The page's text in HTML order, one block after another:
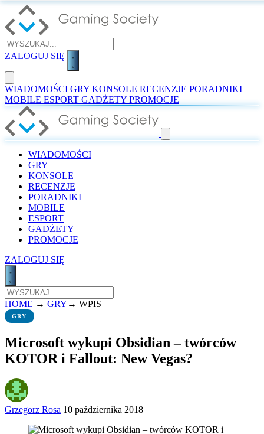
ZALOGUJ SIĘ
WIADOMOŚCI GRY KONSOLE RECENZJE PORADNIKI
MOBILE ESPORT GADŻETY PROMOCJE
WIADOMOŚCI
GRY
KONSOLE
RECENZJE
PORADNIKI
MOBILE
ESPORT
GADŻETY
PROMOCJE
ZALOGUJ SIĘ
HOME → GRY → WPIS
GRY
Microsoft wykupi Obsidian – twórców
KOTOR i Fallout: New Vegas?
Grzegorz Rosa 10 października 2018